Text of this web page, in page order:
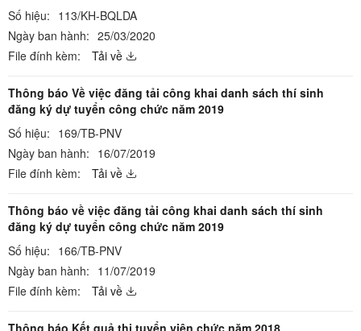
Số hiệu: 113/KH-BQLDA
Ngày ban hành: 25/03/2020
File đính kèm:
Tải về
Thông báo Về việc đăng tải công khai danh sách thí sinh
đăng ký dự tuyển công chức năm 2019
Số hiệu: 169/TB-PNV
Ngày ban hành: 16/07/2019
File đính kèm:
Tải về
Thông báo về việc đăng tải công khai danh sách thí sinh
đăng ký dự tuyển công chức năm 2019
Số hiệu: 166/TB-PNV
Ngày ban hành: 11/07/2019
File đính kèm:
Tải về
Thông báo Kết quả thi tuyển viên chức năm 2018